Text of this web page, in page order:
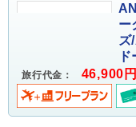
ー
ズ
旅行代金： 46,900